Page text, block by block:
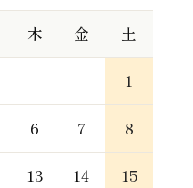
木 金 土
1
6 7 8
13 14 15